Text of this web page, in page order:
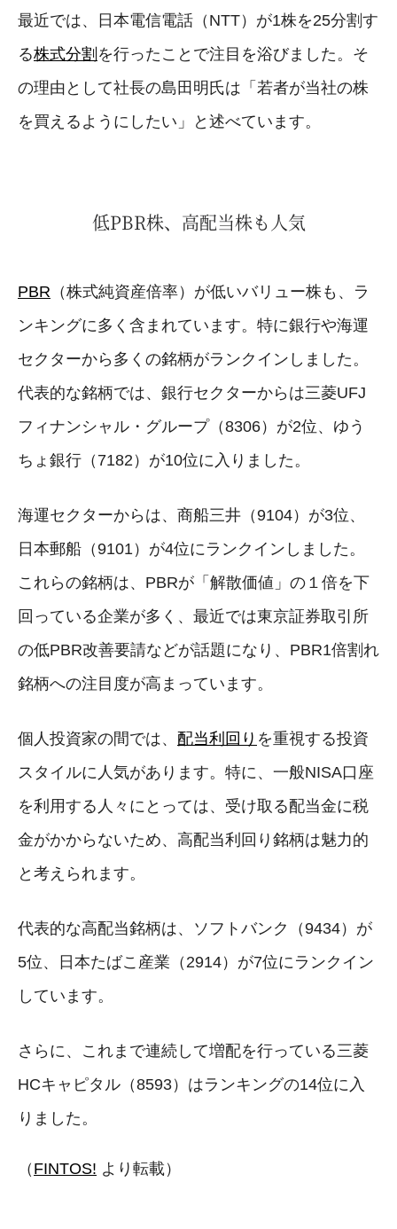
最近では、日本電信電話（NTT）が1株を25分割す
る株式分割 を行ったことで注目を浴びました。そ
の理由として社長の島田明氏は「若者が当社の株
を買えるようにしたい」と述べています。
低PBR株、高配当株も人気
PBR （株式純資産倍率）が低いバリュー株も、ラ
ンキングに多く含まれています。特に銀行や海運
セクターから多くの銘柄がランクインしました。
代表的な銘柄では、銀行セクターからは三菱UFJ
フィナンシャル・グループ（8306）が2位、ゆう
ちょ銀行（7182）が10位に入りました。
海運セクターからは、商船三井（9104）が3位、
日本郵船（9101）が4位にランクインしました。
これらの銘柄は、PBRが「解散価値」の１倍を下
回っている企業が多く、最近では東京証券取引所
の低PBR改善要請などが話題になり、PBR1倍割れ
銘柄への注目度が高まっています。
個人投資家の間では、 配当利回り を重視する投資
スタイルに人気があります。特に、一般NISA口座
を利用する人々にとっては、受け取る配当金に税
金がかからないため、高配当利回り銘柄は魅力的
と考えられます。
代表的な高配当銘柄は、ソフトバンク（9434）が
5位、日本たばこ産業（2914）が7位にランクイン
しています。
さらに、これまで連続して増配を行っている三菱
HCキャピタル（8593）はランキングの14位に入
りました。
（ FINTOS! より転載）